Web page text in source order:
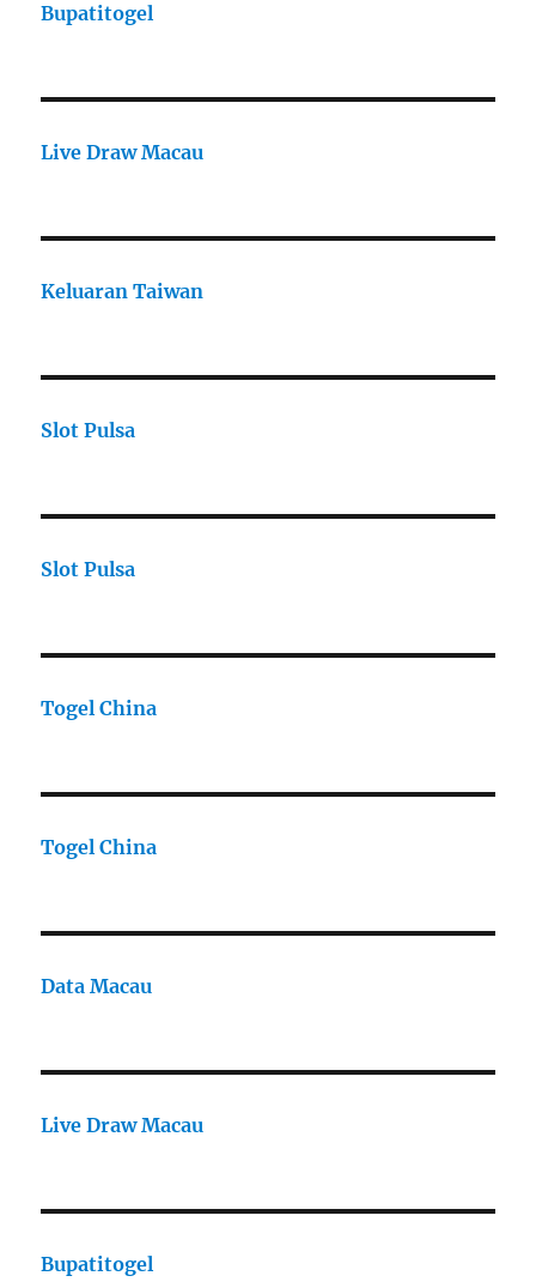
Bupatitogel
Live Draw Macau
Keluaran Taiwan
Slot Pulsa
Slot Pulsa
Togel China
Togel China
Data Macau
Live Draw Macau
Bupatitogel